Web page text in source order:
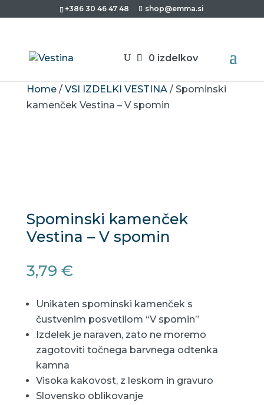
+386 30 46 47 48 shop@emma.si
0 izdelkov
Home/ VSI IZDELKI VESTINA/ Spominski
kamenček Vestina – V spomin
Spominski kamenček
Vestina – V spomin
3,79 €
Unikaten spominski kamenček s
čustvenim posvetilom “V spomin”
Izdelek je naraven, zato ne moremo
zagotoviti točnega barvnega odtenka
kamna
Visoka kakovost, z leskom in gravuro
Slovensko oblikovanje